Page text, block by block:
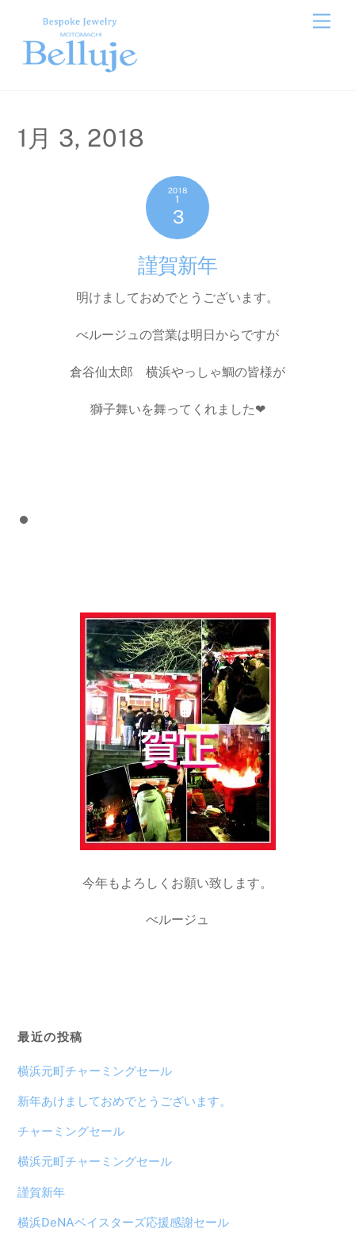
content
1月 3, 2018
2018
1
3
謹賀新年
明けましておめでとうございます。
べルージュの営業は明日からですが
倉谷仙太郎 横浜やっしゃ鯛の皆様が
獅子舞いを舞ってくれました❤
今年もよろしくお願い致します。
べルージュ
最近の投稿
横浜元町チャーミングセール
新年あけましておめでとうございます。
チャーミングセール
横浜元町チャーミングセール
謹賀新年
横浜DeNAベイスターズ応援感謝セール